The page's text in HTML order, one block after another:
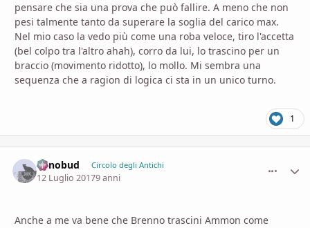
pensare che sia una prova che può fallire. A meno che non
pesi talmente tanto da superare la soglia del carico max.
Nel mio caso la vedo più come una roba veloce, tiro l'accetta
(bel colpo tra l'altro ahah), corro da lui, lo trascino per un
braccio (movimento ridotto), lo mollo. Mi sembra una
sequenza che a ragion di logica ci sta in un unico turno.
1
nanobud Circolo degli Antichi
12 Luglio 20179 anni
Anche a me va bene che Brenno trascini Ammon come